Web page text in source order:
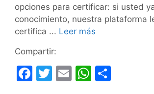
opciones para certificar: si usted
conocimiento, nuestra plataforma
certifica ... Leer más
Compartir:
F
T
E
W